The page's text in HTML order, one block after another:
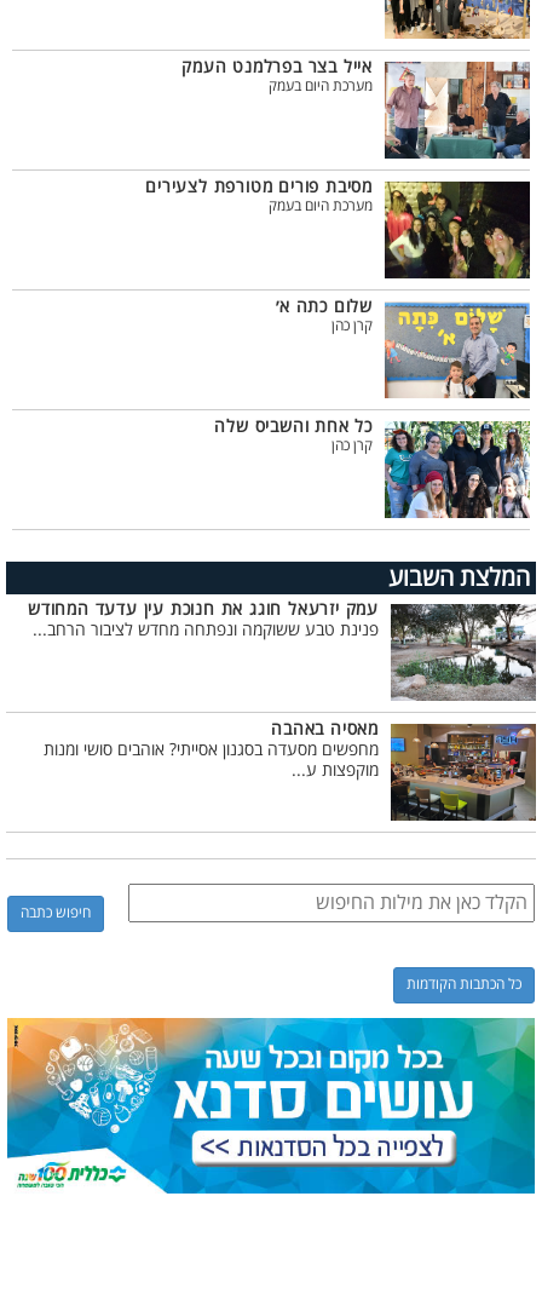
אייל בצר בפרלמנט העמק
מערכת היום בעמק
מסיבת פורים מטורפת לצעירים
מערכת היום בעמק
שלום כתה א׳
קרן כהן
כל אחת והשביס שלה
קרן כהן
המלצת השבוע
עמק יזרעאל חוגג את חנוכת עין עדעד המחודש
פנינת טבע ששוקמה ונפתחה מחדש לציבור הרחב...
מאסיה באהבה
מחפשים מסעדה בסגנון אסייתי? אוהבים סושי ומנות
מוקפצות ע...
כל הכתבות הקודמות